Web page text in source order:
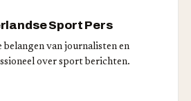
Sport Pers
van journalisten en
over sport berichten.